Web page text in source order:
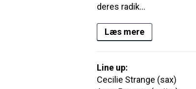
deres radik...
Læs mere
Line up:
Cecilie Strange (sax)